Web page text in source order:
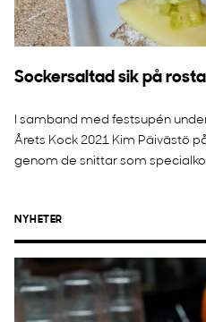
Sockersaltad sik på
I samband med festsupén
Årets Kock 2021 Kim Päivästö
genom de snittar som
NYHETER